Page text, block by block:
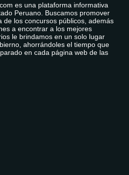
es una plataforma informativa
Peruano. Buscamos promover
de los concursos públicos, además
a encontrar a los mejores
le brindamos en un solo lugar
ahorrándoles el tiempo que
en cada página web de las